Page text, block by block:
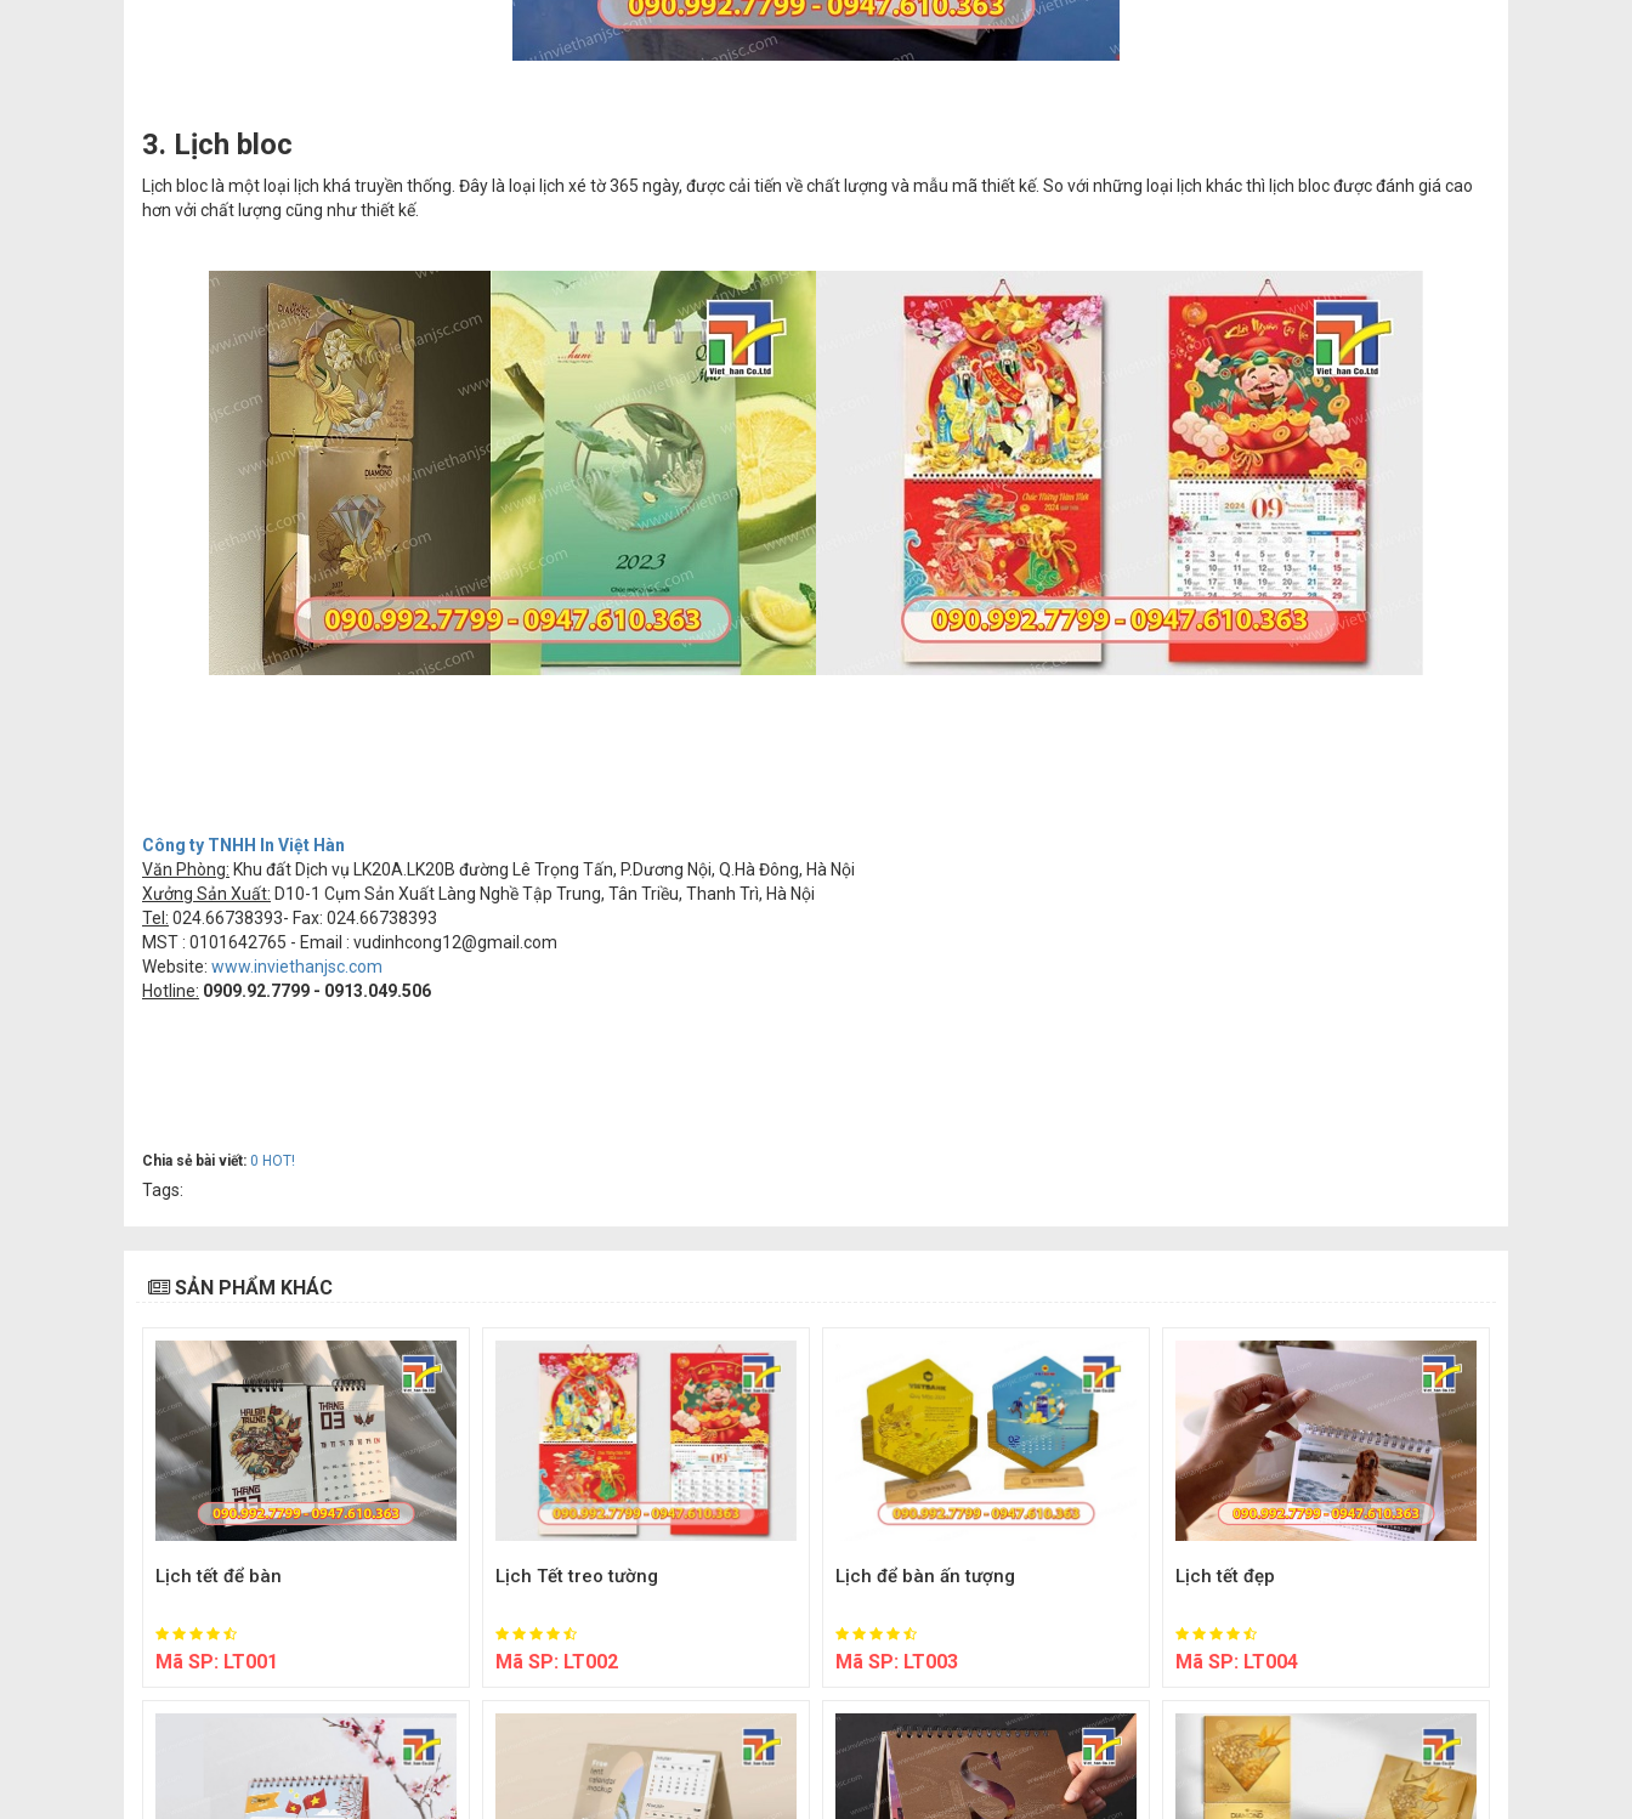
3. Lịch bloc
Lịch bloc là một loại lịch khá truyền thống. Đây là loại lịch xé tờ 365 ngày, được cải tiến về chất lượng và mẫu mã thiết kế. So với những loại lịch khác thì lịch bloc được đánh giá cao
hơn vởi chất lượng cũng như thiết kế.
Công ty TNHH In Việt Hàn
Văn Phòng: Khu đất Dịch vụ LK20A.LK20B đường Lê Trọng Tấn, P.Dương Nội, Q.Hà Đông, Hà Nội
Xưởng Sản Xuất: D10-1 Cụm Sản Xuất Làng Nghề Tập Trung, Tân Triều, Thanh Trì, Hà Nội
Tel: 024.66738393- Fax: 024.66738393
MST : 0101642765 - Email : vudinhcong12@gmail.com
Website: www.inviethanjsc.com
Hotline: 0909.92.7799 - 0913.049.506
Chia sẻ bài viết: 0 HOT!
Tags:
SẢN PHẨM KHÁC
Lịch tết để bàn
Mã SP: LT001
Lịch Tết treo tường
Mã SP: LT002
Lịch để bàn ấn tượng
Mã SP: LT003
Lịch tết đẹp
Mã SP: LT004